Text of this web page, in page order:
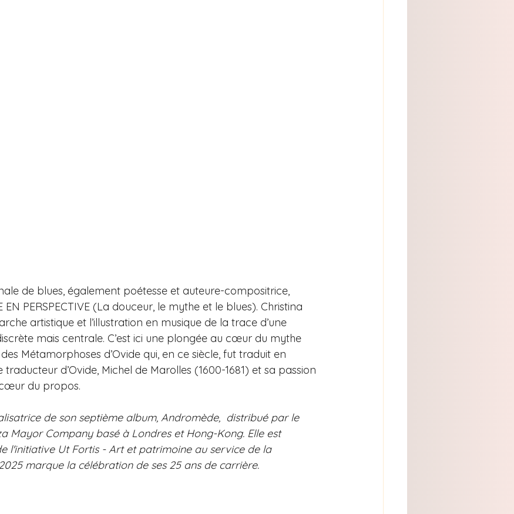
de blues, également poétesse et auteure-compositrice,
EN PERSPECTIVE (La douceur, le mythe et le blues). Christina
artistique et l’illustration en musique de la trace d’une
mais centrale. C’est ici une plongée au cœur du mythe
Métamorphoses d’Ovide qui, en ce siècle, fut traduit en
d’Ovide, Michel de Marolles (1600-1681) et sa passion
du propos.
de son septième album, Andromède,  distribué par le
Mayor Company basé à Londres et Hong-Kong. Elle est
l'initiative Ut Fortis - Art et patrimoine au service de la
marque la célébration de ses 25 ans de carrière.